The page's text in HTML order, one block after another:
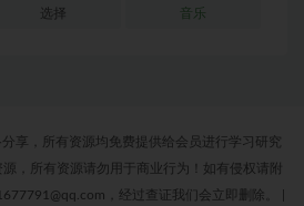
选择 音乐
享，所有资源均免费提供给会员进行学习研究
，所有资源请勿用于商业行为！如有侵权请附
，经过查证我们会立即删除。